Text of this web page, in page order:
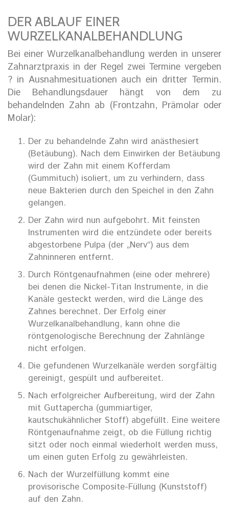
DER ABLAUF EINER
WURZELKANALBEHANDLUNG
Bei einer Wurzelkanalbehandlung werden in unserer
Zahnarztpraxis in der Regel zwei Termine vergeben
? in Ausnahmesituationen auch ein dritter Termin.
Die Behandlungsdauer hängt von dem zu
behandelnden Zahn ab (Frontzahn, Prämolar oder
Molar):
Der zu behandelnde Zahn wird anästhesiert
(Betäubung). Nach dem Einwirken der Betäubung
wird der Zahn mit einem Kofferdam
(Gummituch) isoliert, um zu verhindern, dass
neue Bakterien durch den Speichel in den Zahn
gelangen.
Der Zahn wird nun aufgebohrt. Mit feinsten
Instrumenten wird die entzündete oder bereits
abgestorbene Pulpa (der „Nerv“) aus dem
Zahninneren entfernt.
Durch Röntgenaufnahmen (eine oder mehrere)
bei denen die Nickel-Titan Instrumente, in die
Kanäle gesteckt werden, wird die Länge des
Zahnes berechnet. Der Erfolg einer
Wurzelkanalbehandlung, kann ohne die
röntgenologische Berechnung der Zahnlänge
nicht erfolgen.
Die gefundenen Wurzelkanäle werden sorgfältig
gereinigt, gespült und aufbereitet.
Nach erfolgreicher Aufbereitung, wird der Zahn
mit Guttapercha (gummiartiger,
kautschukähnlicher Stoff) abgefüllt. Eine weitere
Röntgenaufnahme zeigt, ob die Füllung richtig
sitzt oder noch einmal wiederholt werden muss,
um einen guten Erfolg zu gewährleisten.
Nach der Wurzelfüllung kommt eine
provisorische Composite-Füllung (Kunststoff)
auf den Zahn.